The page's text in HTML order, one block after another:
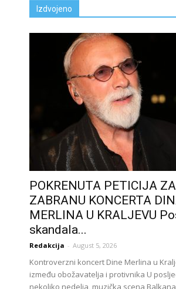
Izdvojeno
POKRENUTA PETICIJA ZA
ZABRANU KONCERTA
MERLINA U KRALJEVU
skandala...
Redakcija - August 5, 2026
Kontroverzni koncert Dine Merlina u
između obožavatelja i protivnika U
nekoliko nedelja, muzička scena